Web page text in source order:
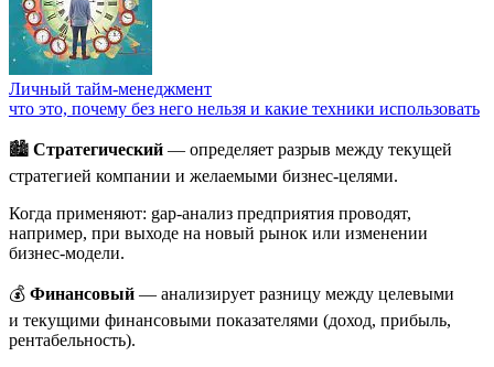
Личный тайм-менеджмент
что это, почему без него нельзя и какие техники использовать
🏙️ Стратегический — определяет разрыв между текущей
стратегией компании и желаемыми бизнес-целями.
Когда применяют: gap-анализ предприятия проводят,
например, при выходе на новый рынок или изменении
бизнес-модели.
💰 Финансовый — анализирует разницу между целевыми
и текущими финансовыми показателями (доход, прибыль,
рентабельность).